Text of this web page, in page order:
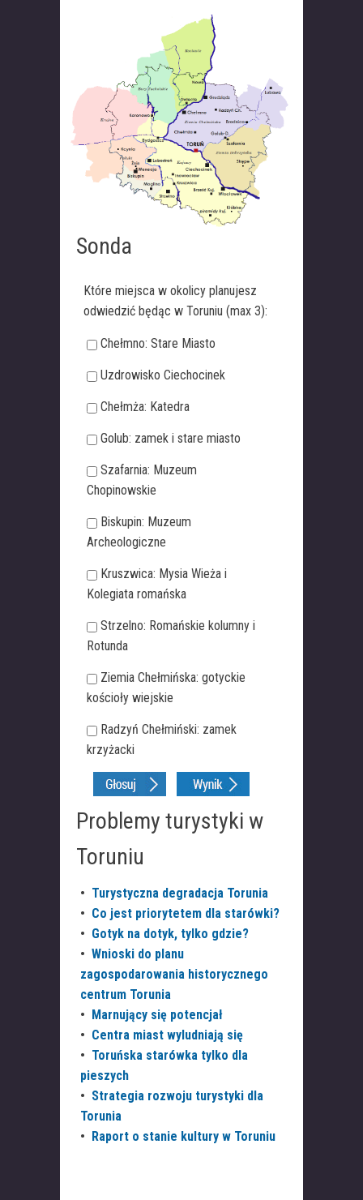
Sonda
Które miejsca w okolicy planujesz
odwiedzić będąc w Toruniu (max 3):
Chełmno: Stare Miasto
Uzdrowisko Ciechocinek
Chełmża: Katedra
Golub: zamek i stare miasto
Szafarnia: Muzeum
Chopinowskie
Biskupin: Muzeum
Archeologiczne
Kruszwica: Mysia Wieża i
Kolegiata romańska
Strzelno: Romańskie kolumny i
Rotunda
Ziemia Chełmińska: gotyckie
kościoły wiejskie
Radzyń Chełmiński: zamek
krzyżacki
Problemy turystyki w
Toruniu
• Turystyczna degradacja Torunia
• Co jest priorytetem dla starówki?
• Gotyk na dotyk, tylko gdzie?
• Wnioski do planu
zagospodarowania historycznego
centrum Torunia
•
Marnujący się potencjał
• Centra miast wyludniają się
• Toruńska starówka tylko dla
pieszych
• Strategia rozwoju turystyki dla
Torunia
•
Raport o stanie kultury w Toruniu